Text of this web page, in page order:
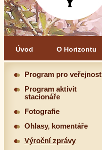
Úvod O Horizontu
Program pro veřejnost
Program aktivit
stacionáře
Fotografie
Ohlasy, komentáře
Výroční zprávy